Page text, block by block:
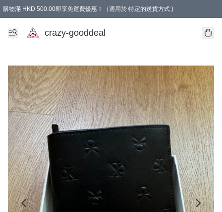
購物滿 HKD 500.00即享免運費優惠！（適用於 特定的送貨方式 )
成為會員可享免費禮品
crazy-gooddeal